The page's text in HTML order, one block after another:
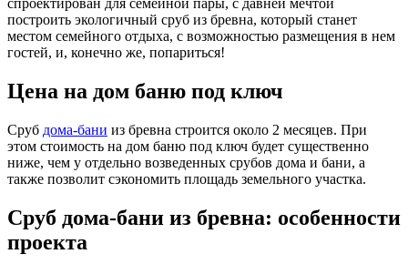
построить экологичный сруб из бревна, который станет
местом семейного отдыха, с возможностью размещения в нем
гостей, и, конечно же, попариться!
Цена на дом баню под ключ
Сруб дома-бани из бревна строится около 2 месяцев. При
этом стоимость на дом баню под ключ будет существенно
ниже, чем у отдельно возведенных срубов дома и бани, а
также позволит сэкономить площадь земельного участка.
Сруб дома-бани из бревна: особенности
проекта